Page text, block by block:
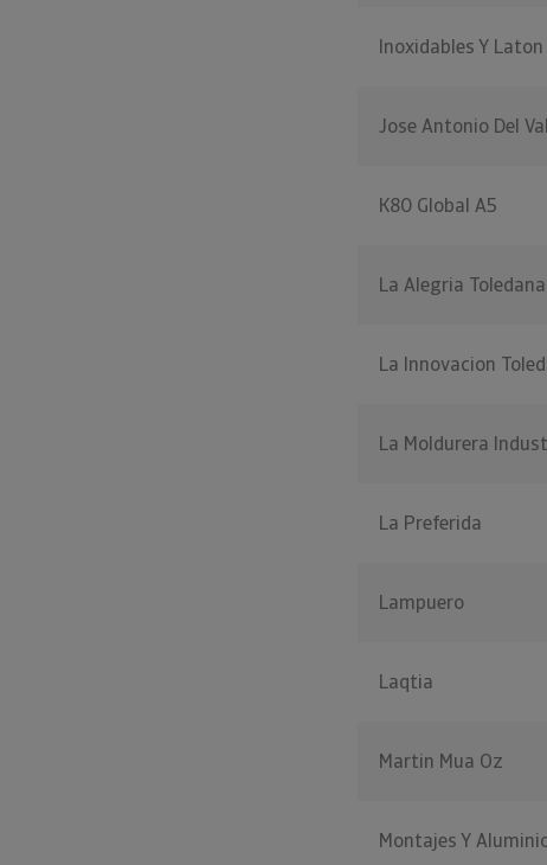
Inoxidables Y
Jose Antonio Del
K80 Global A5
La Alegria Toledana
La Innovacion
La Moldurera
La Preferida
Lampuero
Laqtia
Martin Mua Oz
Montajes Y